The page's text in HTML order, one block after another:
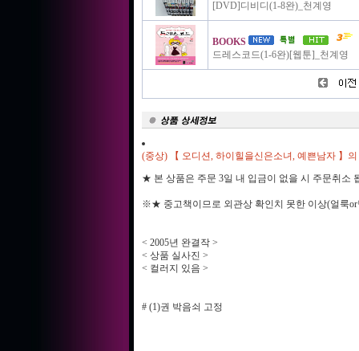
[DVD]디비디(1-8완)_천계영
BOOKS
드레스코드(1-6완)[웹툰]_천계영
(중상) 【 오디션, 하이힐을신은소녀, 예쁜남자 】
★ 본 상품은 주문 3일 내 입금이 없을 시 주문취소
※★ 중고책이므로 외관상 확인치 못한 이상(얼룩
< 2005년 완결작 >
< 상품 실사진 >
< 컬러지 있음 >
# (1)권 박음쇠 고정